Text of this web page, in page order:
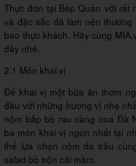
Thực đơn tại Bếp Quán với rất
và đặc sắc đã làm nên
bao thực khách. Hãy cùng
đây nhé.
2.1 Món khai vị
Để khai vị một bữa ăn thơm
đầu với những hương vị nhẹ
nộm bắp bò rau càng cua Đà
ba món khai vị ngon nhất tại
thể lựa chọn nộm da trâu
salad bò trộn cải mầm.